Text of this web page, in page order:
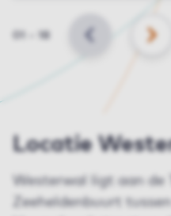
Slide
VORIGE
Locatie
Westerwal ligt aan de
Zeeheldenbuurt tussen